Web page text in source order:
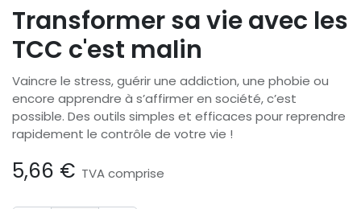
Transformer sa vie avec les
TCC c'est malin
Vaincre le stress, guérir une addiction, une phobie ou
encore apprendre à s’affirmer en société, c’est
possible. Des outils simples et efficaces pour reprendre
rapidement le contrôle de votre vie !
5,66 € TVA comprise